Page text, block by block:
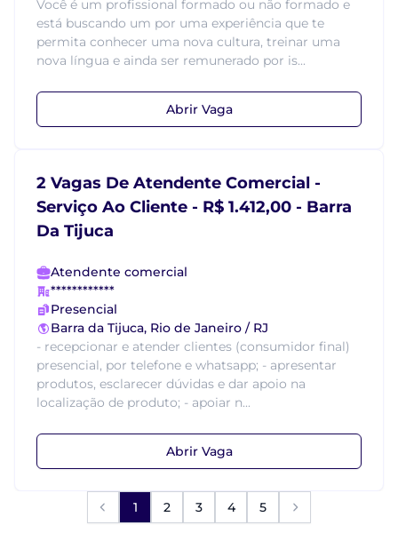
Você é um profissional formado ou não formado e
está buscando um por uma experiência que te
permita conhecer uma nova cultura, treinar uma
nova língua e ainda ser remunerado por is...
Abrir Vaga
2 Vagas De Atendente Comercial -
Serviço Ao Cliente - R$ 1.412,00 - Barra
Da Tijuca
Atendente comercial
************
Presencial
Barra da Tijuca, Rio de Janeiro / RJ
- recepcionar e atender clientes (consumidor final)
presencial, por telefone e whatsapp; - apresentar
produtos, esclarecer dúvidas e dar apoio na
localização de produto; - apoiar n...
Abrir Vaga
1 2 3 4 5